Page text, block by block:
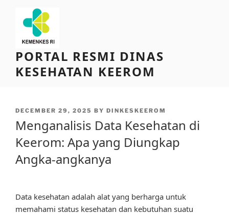
content
PORTAL RESMI DINAS
KESEHATAN KEEROM
POSTED
DECEMBER 29, 2025 BY DINKESKEEROM
Menganalisis Data Kesehatan di
Keerom: Apa yang Diungkap
Angka-angkanya
Data kesehatan adalah alat yang berharga untuk
memahami status kesehatan dan kebutuhan suatu